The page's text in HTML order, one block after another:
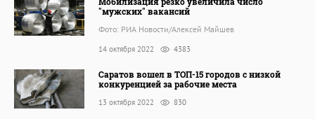
"мужских" вакансий
Фото: РИА Новости/Алексей Майшев
14 октября 2022 4383
Саратов вошел в ТОП-15 городов с низкой
конкуренцией за рабочие места
13 октября 2022 830